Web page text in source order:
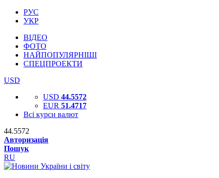
РУС
УКР
ВІДЕО
ФОТО
НАЙПОПУЛЯРНІШІ
СПЕЦПРОЕКТИ
USD
USD 44.5572
EUR 51.4717
Всі курси валют
44.5572
Авторизація
Пошук
RU